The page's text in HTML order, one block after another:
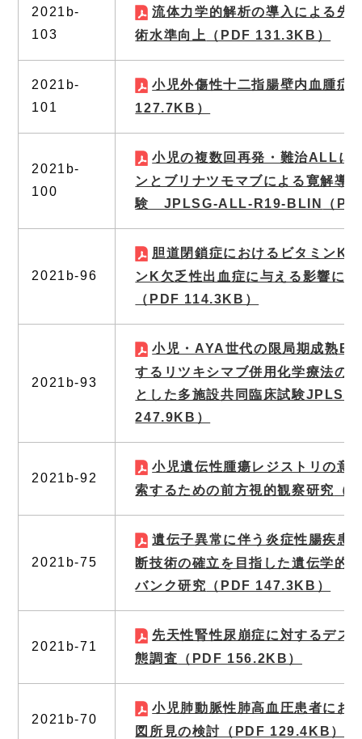
2021b-
103
流体力学的解析の導入による先
術水準向上
（PDF 131.3KB）
2021b-
101
小児外傷性十二指腸壁内血腫症
127.7KB）
2021b-
100
小児の複数回再発・難治ALLに
ンとブリナツモマブによる寛解導
験 JPLSG-ALL-R19-BLIN
（
2021b-96
胆道閉鎖症におけるビタミンK
ンK欠乏性出血症に与える影響に
（PDF 114.3KB）
2021b-93
小児・AYA世代の限局期成熟B
するリツキシマブ併用化学療法の
とした多施設共同臨床試験
247.9KB）
2021b-92
小児遺伝性腫瘍レジストリの意
索するための前方視的観察研究
（
2021b-75
遺伝子異常に伴う炎症性腸疾患
断技術の確立を目指した遺伝学的
バンク研究 （PDF 147.3KB）
2021b-71
先天性腎性尿崩症に対するデス
態調査 （PDF 156.2KB）
2021b-70
小児肺動脈性肺高血圧患者にお
図所見の検討 （PDF 129.4KB）